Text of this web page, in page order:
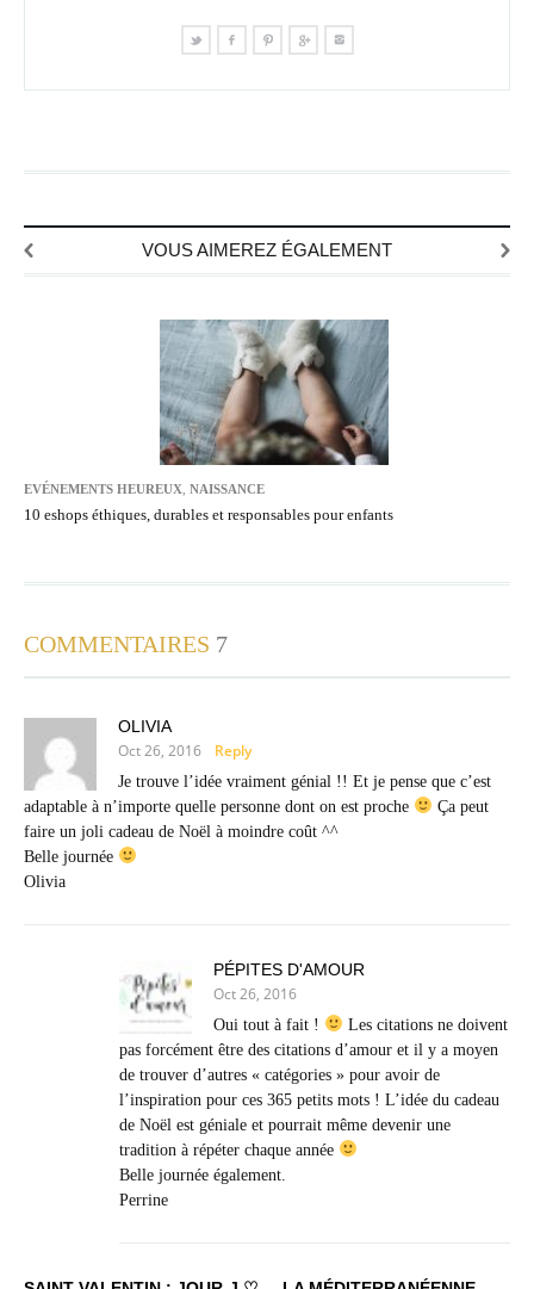
VOUS AIMEREZ ÉGALEMENT
EVÉNEMENTS HEUREUX NAISSANCE
10 eshops éthiques, durables et responsables pour enfants
COMMENTAIRES 7
OLIVIA
Oct 26, 2016 Reply
Je trouve l’idée vraiment génial !! Et je pense que c’est
adaptable à n’importe quelle personne dont on est proche
Ça peut
faire un joli cadeau de Noël à moindre coût ^^
Belle journée
Olivia
PÉPITES D'AMOUR
Oct 26, 2016
Oui tout à fait !
Les citations ne doivent
pas forcément être des citations d’amour et il y a moyen
de trouver d’autres « catégories » pour avoir de
l’inspiration pour ces 365 petits mots ! L’idée du cadeau
de Noël est géniale et pourrait même devenir une
tradition à répéter chaque année
Belle journée également.
Perrine